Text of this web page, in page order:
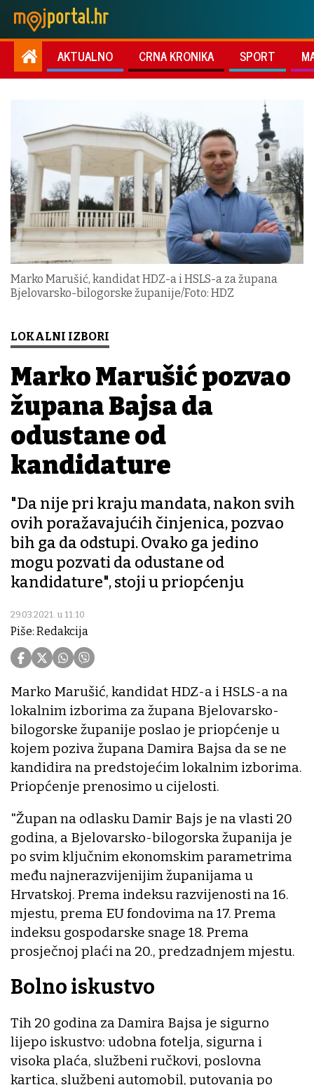
AKTUALNO CRNA KRONIKA SPORT
Marko Marušić, kandidat HDZ-a i HSLS-a za župana
Bjelovarsko-bilogorske županije/Foto: HDZ
LOKALNI IZBORI
Marko Marušić pozvao
župana Bajsa da
odustane od
kandidature
"Da nije pri kraju mandata, nakon svih
ovih poražavajućih činjenica, pozvao
bih ga da odstupi. Ovako ga jedino
mogu pozvati da odustane od
kandidature", stoji u priopćenju
29.03.2021. u 11:10
Piše: Redakcija
Marko Marušić, kandidat HDZ-a i HSLS-a na
lokalnim izborima za župana Bjelovarsko-
bilogorske županije poslao je priopćenje u
kojem poziva župana Damira Bajsa da se ne
kandidira na predstojećim lokalnim izborima.
Priopćenje prenosimo u cijelosti.
"Župan na odlasku Damir Bajs je na vlasti 20
godina, a Bjelovarsko-bilogorska županija je
po svim ključnim ekonomskim parametrima
među najnerazvijenijim županijama u
Hrvatskoj. Prema indeksu razvijenosti na 16.
mjestu, prema EU fondovima na 17. Prema
indeksu gospodarske snage 18. Prema
prosječnoj plaći na 20., predzadnjem mjestu.
Bolno iskustvo
Tih 20 godina za Damira Bajsa je sigurno
lijepo iskustvo: udobna fotelja, sigurna i
visoka plaća, službeni ručkovi, poslovna
kartica, službeni automobil, putovanja po